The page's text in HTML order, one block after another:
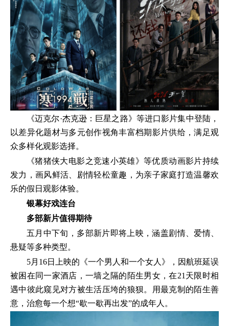
《迈克尔·杰克逊：巨星之路》等进口影片集中登陆，
以差异化题材与多元创作视角丰富档期影片供给，满足观
众多样化观影选择。
《猪猪侠大电影之竞速小英雄》等优质动画影片持续
发力，画风鲜活、剧情轻松童趣，为亲子家庭打造温馨欢
乐的假日观影体验。
银幕好戏连台
多部新片值得期待
五月中下旬，多部新片即将上映，涵盖剧情、爱情、
悬疑等多种类型。
5月16日上映的《一个男人和一个女人》，因航班延误
被困在同一家酒店，一墙之隔的陌生男女，在21天限时相
遇中彼此窥见对方被生活压垮的狼狈。用最克制的陌生善
意，治愈每一个想“歇一歇再出发”的成年人。